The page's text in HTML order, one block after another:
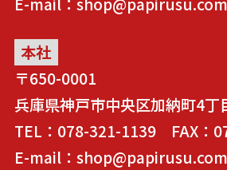
本社
〒650-0001
兵庫県神戸市中央区加納町4丁
TEL：078-321-1139 FAX：
E-mail：shop@papirusu.com